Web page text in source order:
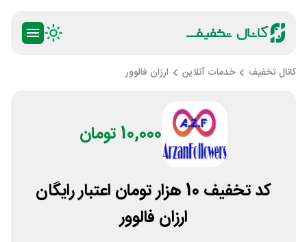
کانال تخفیف خدمات آنلاین ارزان فالوور
10,000 تومان
کد تخفیف 10 هزار تومان اعتبار رایگان
ارزان فالوور